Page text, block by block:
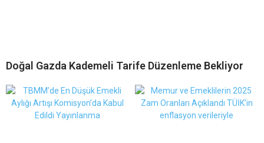
Doğal Gazda Kademeli Tarife Düzenleme Bekliyor